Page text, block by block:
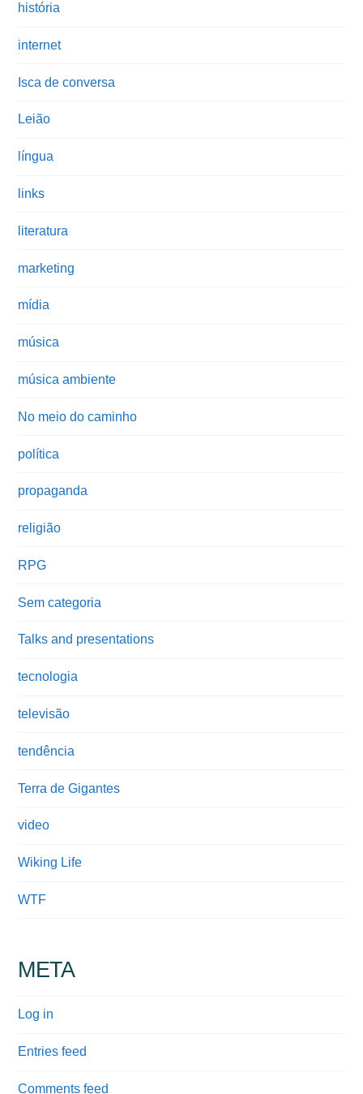
história
internet
Isca de conversa
Leião
língua
links
literatura
marketing
mídia
música
música ambiente
No meio do caminho
política
propaganda
religião
RPG
Sem categoria
Talks and presentations
tecnologia
televisão
tendência
Terra de Gigantes
video
Wiking Life
WTF
META
Log in
Entries feed
Comments feed